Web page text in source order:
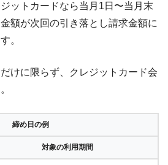
ットカードなら当月1日〜当月末
額が次回の引き落とし請求金額に
。
けに限らず、クレジットカード会
締め日の例
対象の利用期間